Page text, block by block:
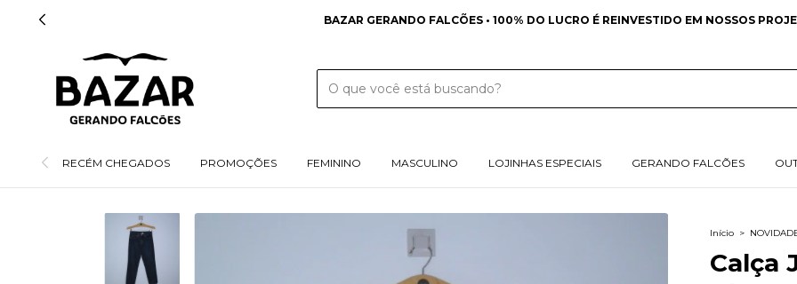
BAZAR GERANDO FALCÕES • 100% DO LUCRO É REINVESTIDO EM NOSSOS
RECÉM CHEGADOS PROMOÇÕES FEMININO MASCULINO LOJINHAS ESPECIAIS GERANDO FALCÕES
Início >
Calça